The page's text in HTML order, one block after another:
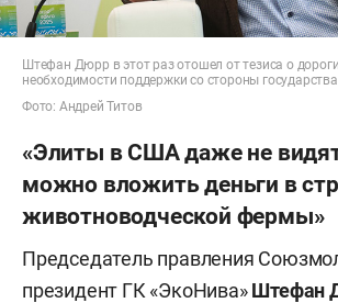
Штефан Дюрр в этот раз отошел от тезиса о
необходимости поддержки со стороны государства
Фото: Андрей Титов
«Элиты в США даже не
можно вложить деньги в
животноводческой фермы»
Председатель правления
президент ГК «ЭкоНива»Штефан